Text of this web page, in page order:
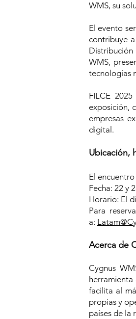
WMS, su
El evento
contribuye
Distribución
WMS,
tecnologías
FILCE
exposición,
empresas
digital.
Ubicación,
El
Fecha: 22 y
Horario: El
Para
a:
Acerca de
Cygnus
facilita al
propias y
países de la